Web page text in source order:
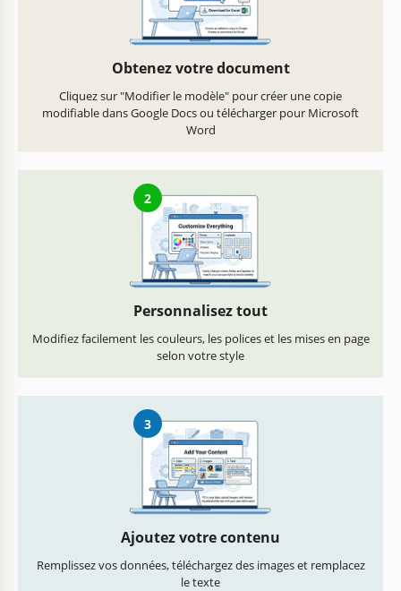
Obtenez votre document
Cliquez sur "Modifier le modèle" pour créer une copie
modifiable dans Google Docs ou télécharger pour Microsoft
Word
2
Personnalisez tout
Modifiez facilement les couleurs, les polices et les mises en page
selon votre style
3
Ajoutez votre contenu
Remplissez vos données, téléchargez des images et remplacez
le texte